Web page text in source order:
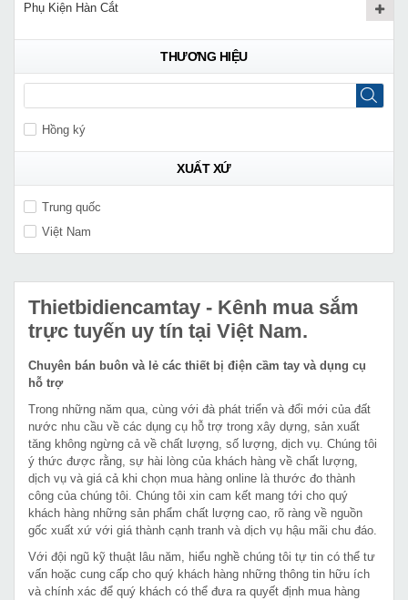
Phụ Kiện Hàn Cắt
THƯƠNG HIỆU
Hồng ký
XUẤT XỨ
Trung quốc
Việt Nam
Thietbidiencamtay - Kênh mua sắm
trực tuyến uy tín tại Việt Nam.
Chuyên bán buôn và lẻ các thiết bị điện cầm tay và dụng cụ
hỗ trợ
Trong những năm qua, cùng với đà phát triển và đổi mới của đất
nước nhu cầu về các dụng cụ hỗ trợ trong xây dựng, sản xuất
tăng không ngừng cả về chất lượng, số lượng, dịch vụ. Chúng tôi
ý thức được rằng, sự hài lòng của khách hàng về chất lượng,
dịch vụ và giá cả khi chọn mua hàng online là thước đo thành
công của chúng tôi. Chúng tôi xin cam kết mang tới cho quý
khách hàng những sản phẩm chất lượng cao, rõ ràng về nguồn
gốc xuất xứ với giá thành cạnh tranh và dịch vụ hậu mãi chu đáo.
Với đội ngũ kỹ thuật lâu năm, hiểu nghề chúng tôi tự tin có thể tư
vấn hoặc cung cấp cho quý khách hàng những thông tin hữu ích
và chính xác để quý khách có thể đưa ra quyết định mua hàng